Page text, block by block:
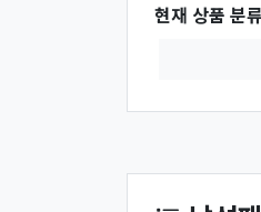
현재 상품 분